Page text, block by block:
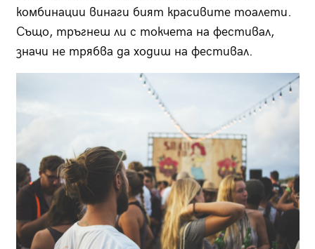
комбинации винаги бият красивите тоалети.
Също, тръгнеш ли с токчета на фестивал,
значи не трябва да ходиш на фестивал.